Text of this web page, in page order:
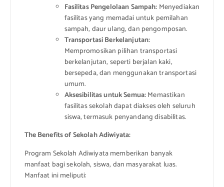
Fasilitas Pengelolaan Sampah: Menyediakan
fasilitas yang memadai untuk pemilahan
sampah, daur ulang, dan pengomposan.
Transportasi Berkelanjutan:
Mempromosikan pilihan transportasi
berkelanjutan, seperti berjalan kaki,
bersepeda, dan menggunakan transportasi
umum.
Aksesibilitas untuk Semua:Memastikan
fasilitas sekolah dapat diakses oleh seluruh
siswa, termasuk penyandang disabilitas.
The Benefits of Sekolah Adiwiyata:
Program Sekolah Adiwiyata memberikan banyak
manfaat bagi sekolah, siswa, dan masyarakat luas.
Manfaat ini meliputi: